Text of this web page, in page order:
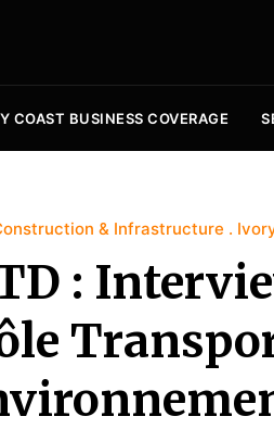
COAST BUSINESS COVERAGE
& Infrastructure
: